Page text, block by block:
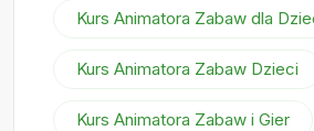
Kurs Animatora Zabaw dla
Kurs Animatora Zabaw Dzieci
Kurs Animatora Zabaw i Gier